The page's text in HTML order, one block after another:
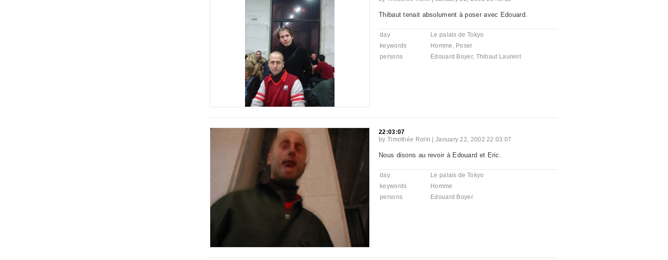
Thibaut tenait absolument à poser avec Edouard.
day
Le palais de Tokyo
keywords
Homme , Poser
persons
Edouard Boyer, Thibaut Laurent
22:03:07
by Timothée Rolin |January 22, 2002 22:03:07
Nous disons au revoir à Edouard et Eric.
day
Le palais de Tokyo
keywords
Homme
persons
Edouard Boyer